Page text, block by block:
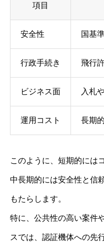
項目
安全性 国基
行政手続き 飛行
ビジネス面 入札
運用コスト 長期
このように、短期的には
中長期的には安全性と信
もたらします。
特に、公共性の高い案件
スでは、認証機体への先